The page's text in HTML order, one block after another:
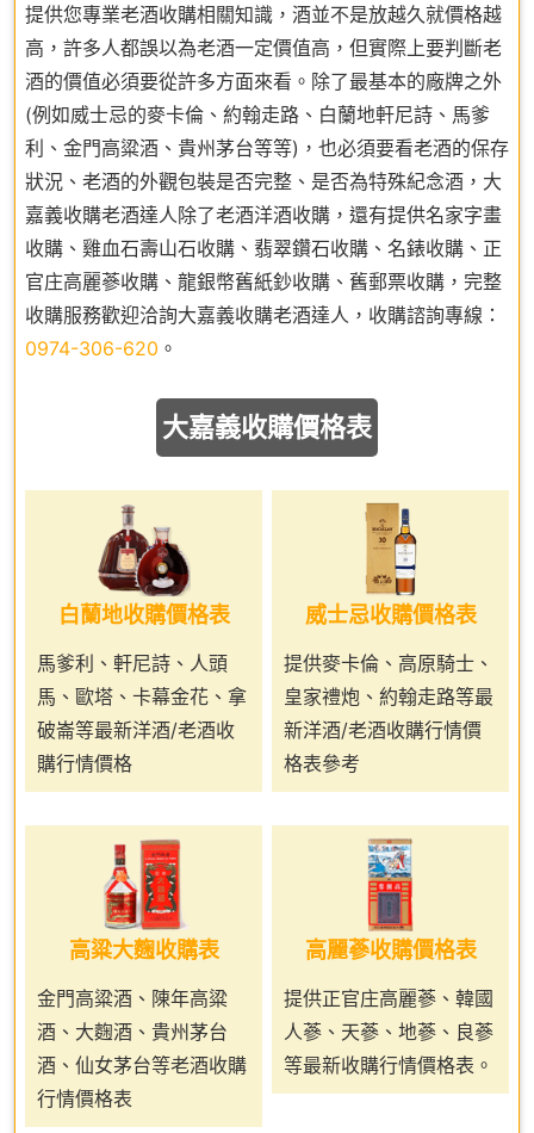
提供您專業老酒收購相關知識，酒並不是放越久就價格越
高，許多人都誤以為老酒一定價值高，但實際上要判斷老
酒的價值必須要從許多方面來看。除了最基本的廠牌之外
(例如威士忌的麥卡倫、約翰走路、白蘭地軒尼詩、馬爹
利、金門高粱酒、貴州茅台等等)，也必須要看老酒的保存
狀況、老酒的外觀包裝是否完整、是否為特殊紀念酒，大
嘉義收購老酒達人除了老酒洋酒收購，還有提供名家字畫
收購、雞血石壽山石收購、翡翠鑽石收購、名錶收購、正
官庄高麗蔘收購、龍銀幣舊紙鈔收購、舊郵票收購，完整
收購服務歡迎洽詢大嘉義收購老酒達人，收購諮詢專線：
0974-306-620 。
大嘉義收購價格表
白蘭地收購價格表
馬爹利、軒尼詩、人頭
馬、歐塔、卡幕金花、拿
破崙等最新洋酒/老酒收
購行情價格
威士忌收購價格表
提供麥卡倫、高原騎士、
皇家禮炮、約翰走路等最
新洋酒/老酒收購行情價
格表參考
高粱大麴收購表
金門高粱酒、陳年高粱
酒、大麴酒、貴州茅台
酒、仙女茅台等老酒收購
行情價格表
高麗蔘收購價格表
提供正官庄高麗蔘、韓國
人蔘、天蔘、地蔘、良蔘
等最新收購行情價格表。